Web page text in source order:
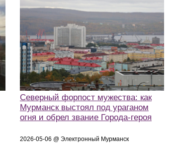
Северный форпост мужества: как
Мурманск выстоял под ураганом
огня и обрел звание Города-героя
2026-05-06 @ Электронный Мурманск